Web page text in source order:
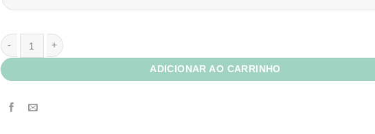
Papel Laminado Azul Metallik quantidadeADICIONAR AO CARRINHO